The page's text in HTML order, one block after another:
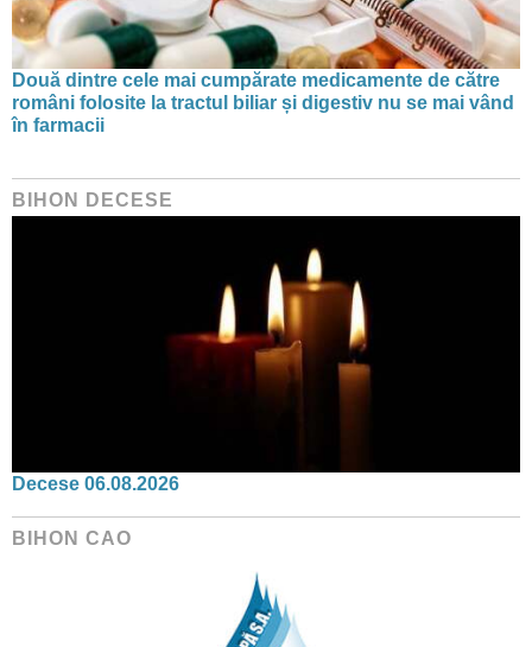
Două dintre cele mai cumpărate medicamente de către
români folosite la tractul biliar și digestiv nu se mai vând
în farmacii
BIHON DECESE
Decese 06.08.2026
BIHON CAO